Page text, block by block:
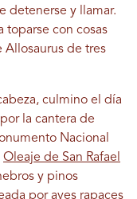
detenerse y llamar.
toparse con cosas
Allosaurus de tres
culmino el día
la cantera de
Nacional
Oleaje de San Rafael
y pinos
por aves rapaces